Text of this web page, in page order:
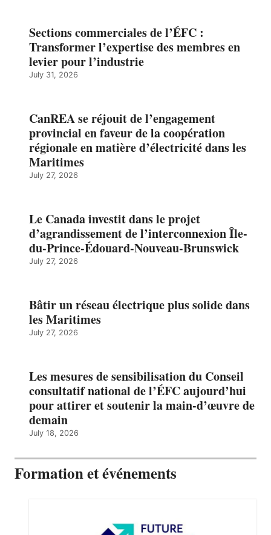
Sections commerciales de l’ÉFC :
Transformer l’expertise des membres en
levier pour l’industrie
July 31, 2026
CanREA se réjouit de l’engagement
provincial en faveur de la coopération
régionale en matière d’électricité dans les
Maritimes
July 27, 2026
Le Canada investit dans le projet
d’agrandissement de l’interconnexion Île-
du-Prince-Édouard-Nouveau-Brunswick
July 27, 2026
Bâtir un réseau électrique plus solide dans
les Maritimes
July 27, 2026
Les mesures de sensibilisation du Conseil
consultatif national de l’ÉFC aujourd’hui
pour attirer et soutenir la main-d’œuvre de
demain
July 18, 2026
Formation et événements